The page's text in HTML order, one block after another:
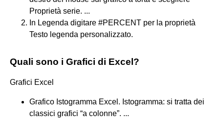
Proprietà serie. ...
In Legenda digitare #PERCENT per la proprietà
Testo legenda personalizzato.
Quali sono i Grafici di Excel?
Grafici Excel
Grafico Istogramma Excel. Istogramma: si tratta dei
classici grafici “a colonne”. ...